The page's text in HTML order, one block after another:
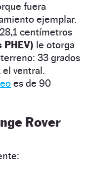
fuera
ejemplar.
centímetros
le otorga
33 grados
el ventral.
es de 90
Rover